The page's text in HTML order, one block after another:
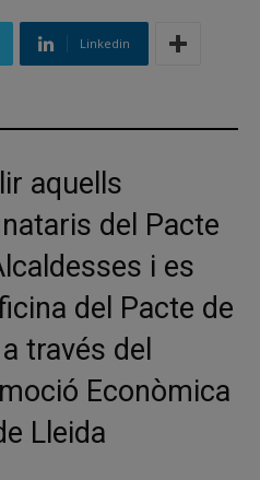
Linkedin
aquells
del Pacte
i es
del Pacte de
través del
Econòmica
Lleida